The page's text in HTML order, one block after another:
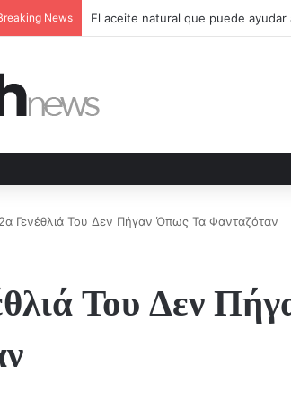
News UN SOLO VASO EN LA MAÑANA
Γενέθλιά Του Δεν Πήγαν Όπως Τα Φανταζόταν
Του Δεν